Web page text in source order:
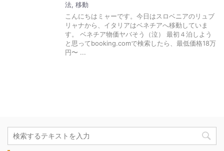
法, 移動
こんにちはミャーです。今日はスロベニアのリュブ
リャナから、イタリアはベネチアへ移動していま
す。 ベネチア物価ヤバそう（泣） 最初４泊しよう
と思ってbooking.comで検索したら、最低価格18万
円〜 ...